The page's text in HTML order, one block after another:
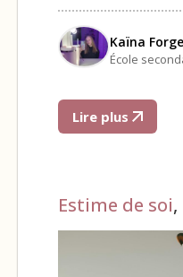
Kaïna
École
Lire plus
Estime de soi,